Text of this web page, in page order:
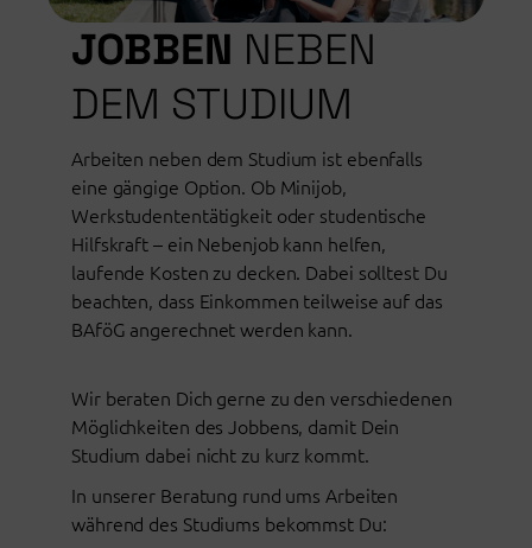
JOBBEN NEBEN
DEM STUDIUM
Arbeiten neben dem Studium ist ebenfalls
eine gängige Option. Ob Minijob,
Werkstudententätigkeit oder studentische
Hilfskraft – ein Nebenjob kann helfen,
laufende Kosten zu decken. Dabei solltest Du
beachten, dass Einkommen teilweise auf das
BAföG angerechnet werden kann.
Wir beraten Dich gerne zu den verschiedenen
Möglichkeiten des Jobbens, damit Dein
Studium dabei nicht zu kurz kommt.
In unserer Beratung rund ums Arbeiten
während des Studiums bekommst Du: